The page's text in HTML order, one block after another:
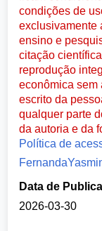
condições de
exclusivamente
ensino e
citação
reprodução
econômica sem
escrito da
qualquer parte
da autoria e da
Política de
Data de
2026-03-30